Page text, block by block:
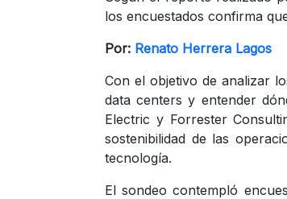
los encuestados confirma
Por: Renato Herrera Lagos
Con el objetivo de analizar
data centers y entender
Electric y Forrester
sostenibilidad de las
tecnología.
El sondeo contempló